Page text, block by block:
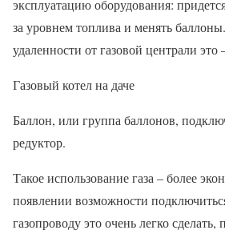
эксплуатацию оборудования:
за уровнем топлива и менять
удаленности от газовой централи
Газовый котел на даче
Баллон, или группа баллонов,
редуктор.
Такое использование газа – более
появлении возможности
газопроводу это очень легко сделать,